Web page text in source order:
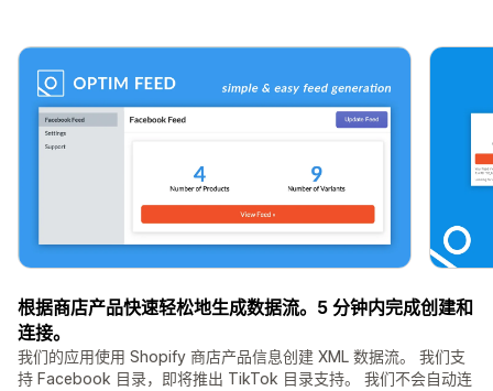
根据商店产品快速轻松地生成数据流。5 分钟内完成创建和
连接。
我们的应用使用 Shopify 商店产品信息创建 XML 数据流。 我们支
持 Facebook 目录，即将推出 TikTok 目录支持。 我们不会自动连